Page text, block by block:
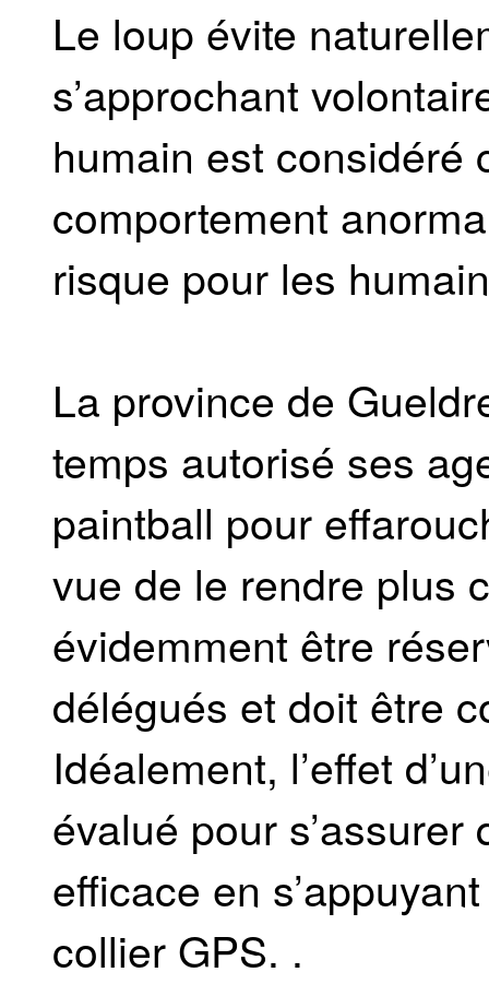
Le loup évite
s’approchant
humain est considéré
comportement
risque pour les
La province de
temps autorisé ses
paintball pour
vue de le rendre plus
évidemment être
délégués et doit être
Idéalement, l’effet
évalué pour s’assurer
efficace en
collier GPS. .